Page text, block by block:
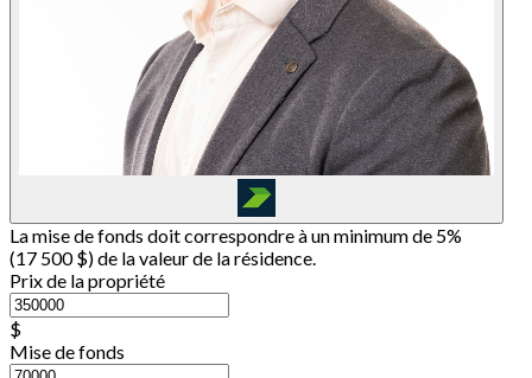
La mise de fonds doit correspondre à un minimum de 5%
(17 500 $) de la valeur de la résidence.
Prix de la propriété
$
Mise de fonds